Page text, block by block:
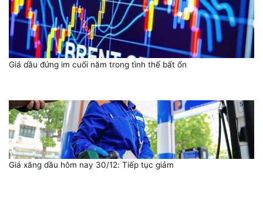
Giá dầu đứng im cuối năm trong tình thế bất ổn
Giá xăng dầu hôm nay 30/12: Tiếp tục giảm